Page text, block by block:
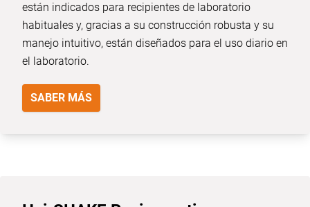
están indicados para recipientes de laboratorio
habituales y, gracias a su construcción robusta y su
manejo intuitivo, están diseñados para el uso diario en
el laboratorio.
SABER MÁS